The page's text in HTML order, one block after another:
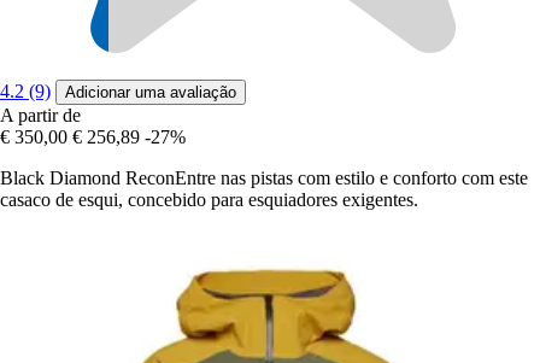
4.2 (9) Adicionar uma avaliação
A partir de
€ 350,00 € 256,89 -27%
Black Diamond ReconEntre nas pistas com estilo e conforto com este
casaco de esqui, concebido para esquiadores exigentes.